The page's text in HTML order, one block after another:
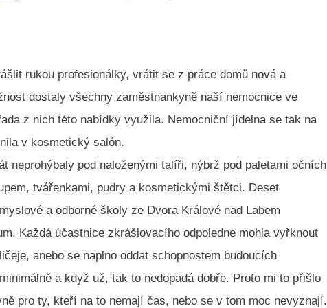
rukou profesionálky, vrátit se z práce domů nová a
dostaly všechny zaměstnankyně naší nemocnice ve
z nich této nabídky využila. Nemocniční jídelna se tak na
v kosmetický salón.
neprohýbaly pod naloženými talíři, nýbrž pod paletami očních
tvářenkami, pudry a kosmetickými štětci. Deset
a odborné školy ze Dvora Králové nad Labem
Každá účastnice zkrášlovacího odpoledne mohla vyřknout
anebo se naplno oddat schopnostem budoucích
a když už, tak to nedopadá dobře. Proto mi to přišlo
pro ty, kteří na to nemají čas, nebo se v tom moc nevyznají.